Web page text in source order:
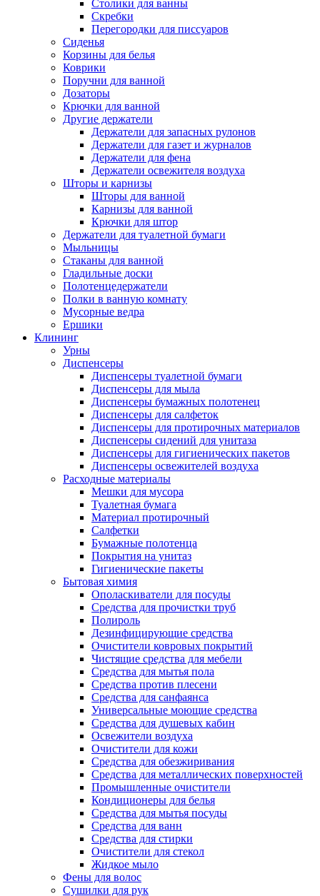
Столики для ванны
Скребки
Перегородки для писсуаров
Сиденья
Корзины для белья
Коврики
Поручни для ванной
Дозаторы
Крючки для ванной
Другие держатели
Держатели для запасных рулонов
Держатели для газет и журналов
Держатели для фена
Держатели освежителя воздуха
Шторы и карнизы
Шторы для ванной
Карнизы для ванной
Крючки для штор
Держатели для туалетной бумаги
Мыльницы
Стаканы для ванной
Гладильные доски
Полотенцедержатели
Полки в ванную комнату
Мусорные ведра
Ершики
Клининг
Урны
Диспенсеры
Диспенсеры туалетной бумаги
Диспенсеры для мыла
Диспенсеры бумажных полотенец
Диспенсеры для салфеток
Диспенсеры для протирочных материалов
Диспенсеры сидений для унитаза
Диспенсеры для гигиенических пакетов
Диспенсеры освежителей воздуха
Расходные материалы
Мешки для мусора
Туалетная бумага
Материал протирочный
Салфетки
Бумажные полотенца
Покрытия на унитаз
Гигиенические пакеты
Бытовая химия
Ополаскиватели для посуды
Средства для прочистки труб
Полироль
Дезинфицирующие средства
Очистители ковровых покрытий
Чистящие средства для мебели
Средства для мытья пола
Средства против плесени
Средства для санфаянса
Универсальные моющие средства
Средства для душевых кабин
Освежители воздуха
Очистители для кожи
Средства для обезжиривания
Средства для металлических поверхностей
Промышленные очистители
Кондиционеры для белья
Средства для мытья посуды
Средства для ванн
Средства для стирки
Очистители для стекол
Жидкое мыло
Фены для волос
Сушилки для рук